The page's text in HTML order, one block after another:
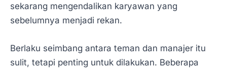
sekarang mengendalikan karyawan yang
sebelumnya menjadi rekan.
Berlaku seimbang antara teman dan manajer itu
sulit, tetapi penting untuk dilakukan. Beberapa